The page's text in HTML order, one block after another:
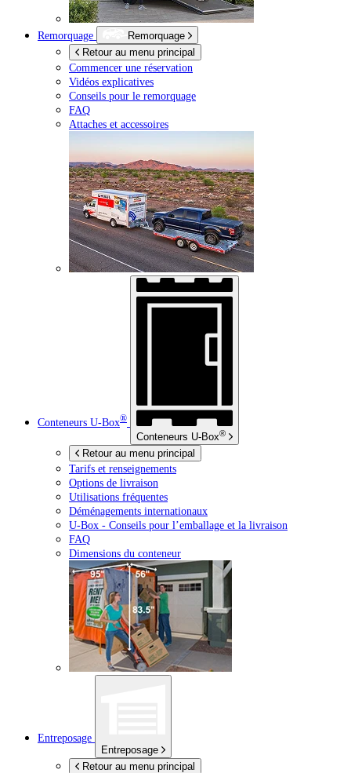
Remorquage
Remorquage
Retour au menu principal
Commencer une réservation
Vidéos explicatives
Conseils pour le remorquage
FAQ
Attaches et accessoires
Conteneurs U-Box®
Conteneurs U-Box®
Retour au menu principal
Tarifs et renseignements
Options de livraison
Utilisations fréquentes
Déménagements internationaux
U-Box - Conseils pour l’emballage et la livraison
FAQ
Dimensions du conteneur
Entreposage
Entreposage
Retour au menu principal